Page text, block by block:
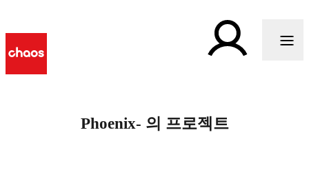
Phoenix- 의 프로젝트